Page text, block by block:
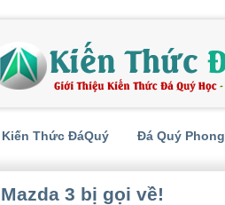
Kiến Thức ĐáQuý Đá Quý
Mazda 3 bị gọi về!